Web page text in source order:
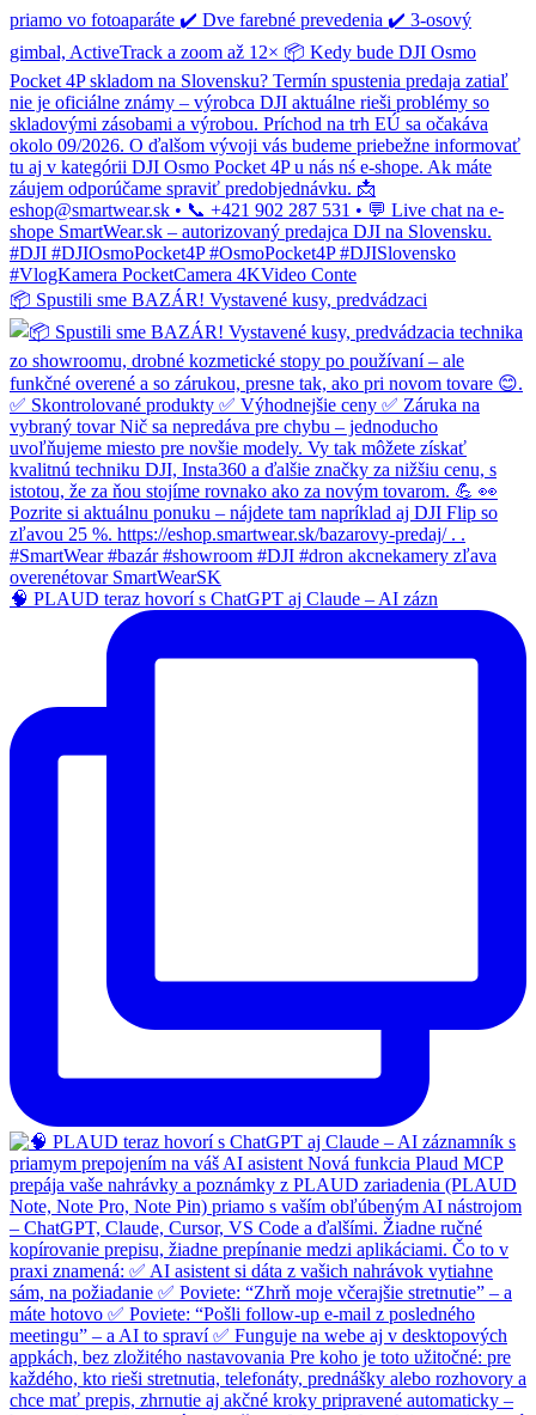
📦 Spustili sme BAZÁR! Vystavené kusy, predvádzaci
🧠 PLAUD teraz hovorí s ChatGPT aj Claude – AI zázn